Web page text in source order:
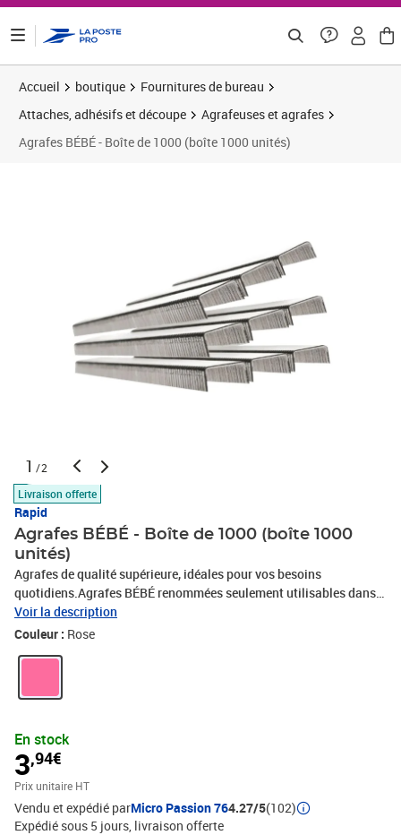
Accueil boutique
Fournitures de bureau
Attaches, adhésifs et découpe
Agrafeuses et agrafes
Agrafes BÉBÉ - Boîte de 1000 (boîte 1000 unités)
1 /2
Livraison offerte
Rapid
Agrafes BÉBÉ - Boîte de 1000 (boîte 1000
unités)
Agrafes de qualité supérieure, idéales pour vos besoins
quotidiens.Agrafes BÉBÉ renommées seulement utilisables dans
les pinces JAKY BÉBÉ 58, F84, E84 et aussi dans les pinces Leitz
5546.Pour agrafer jusqu'à 15 feuilles (80 g/m²).Chaque boîte
pour meilleure pénétration.
Voir la description
Couleur : Rose
En stock
3,94€
Prix unitaire HT
Vendu et expédié parMicro Passion 764.27/5(102)
Expédié sous 5 jours livraison offerte